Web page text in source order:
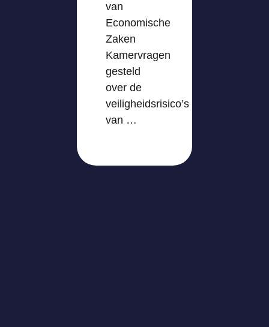
van
Economische
Zaken
Kamervragen
gesteld
over de
veiligheidsrisico’s
van …